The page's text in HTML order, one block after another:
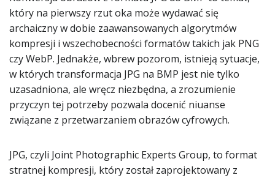
który na pierwszy rzut oka może wydawać się
archaiczny w dobie zaawansowanych algorytmów
kompresji i wszechobecności formatów takich jak PNG
czy WebP. Jednakże, wbrew pozorom, istnieją sytuacje,
w których transformacja JPG na BMP jest nie tylko
uzasadniona, ale wręcz niezbędna, a zrozumienie
przyczyn tej potrzeby pozwala docenić niuanse
związane z przetwarzaniem obrazów cyfrowych.
JPG, czyli Joint Photographic Experts Group, to format
stratnej kompresji, który został zaprojektowany z